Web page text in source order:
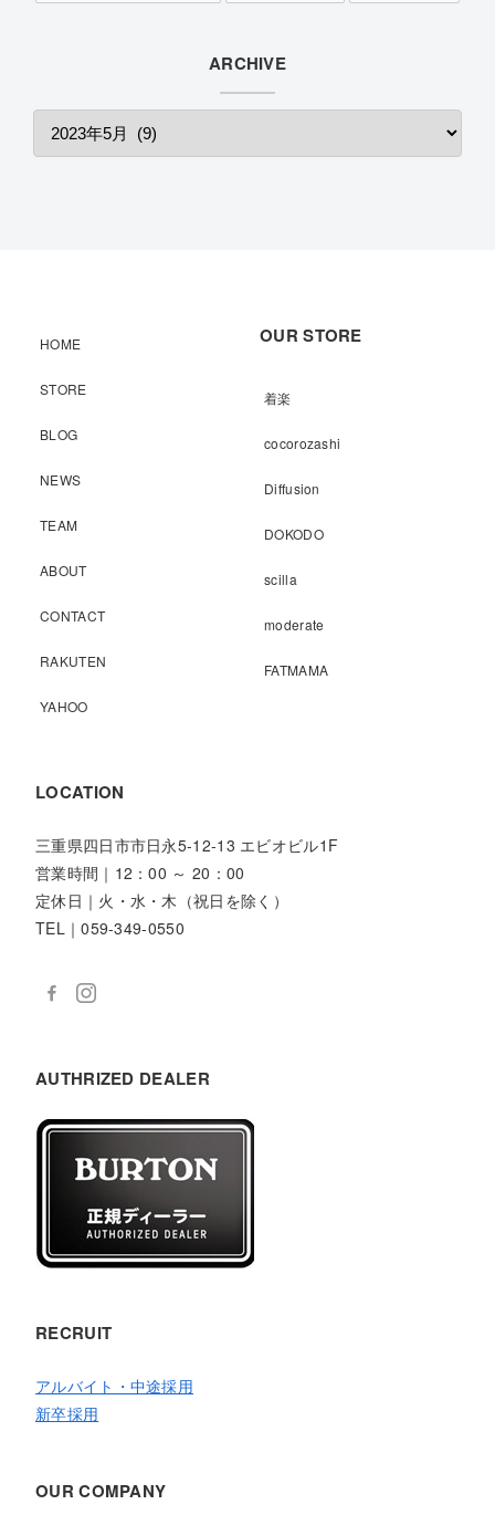
ARCHIVE
HOME
STORE
BLOG
NEWS
TEAM
ABOUT
CONTACT
RAKUTEN
YAHOO
OUR STORE
着楽
cocorozashi
Diffusion
DOKODO
scilla
moderate
FATMAMA
LOCATION
三重県四日市市日永5-12-13 エビオビル1F
営業時間｜12：00 ～ 20：00
定休日｜火・水・木（祝日を除く）
TEL｜059-349-0550
AUTHRIZED DEALER
RECRUIT
アルバイト・中途採用
新卒採用
OUR COMPANY